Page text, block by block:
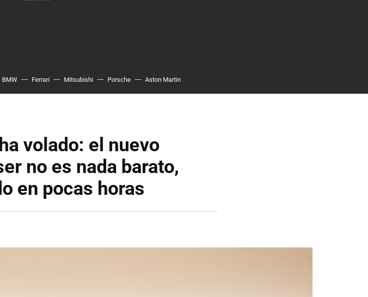
BMW Ferrari Mitsubishi Porsche Aston Martin
volado: el nuevo
no es nada barato,
en pocas horas